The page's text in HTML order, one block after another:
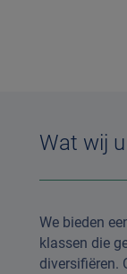
Wat wij
We bieden
klassen die
diversifiëren.